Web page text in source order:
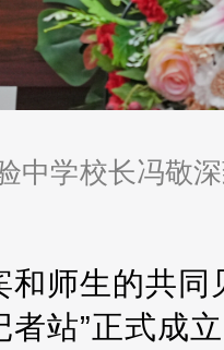
中学校长冯敬
和师生的共同
者站”正式成